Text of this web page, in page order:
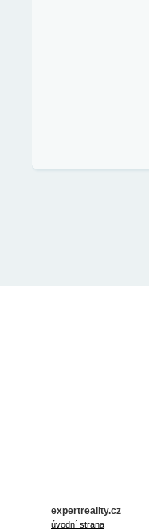
expertreality.cz
úvodní strana